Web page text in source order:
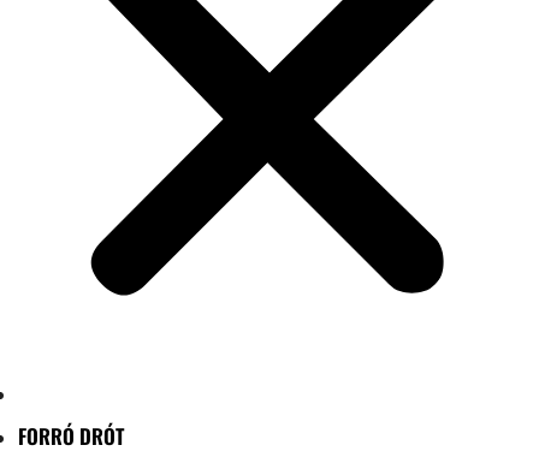
FORRÓ DRÓT